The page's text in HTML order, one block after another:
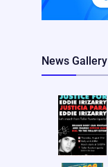
News Gallery